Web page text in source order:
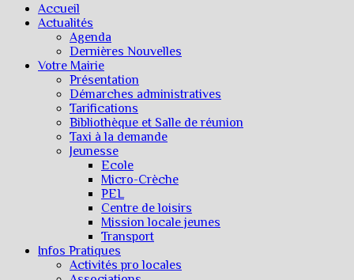
Accueil
Actualités
Agenda
Dernières Nouvelles
Votre Mairie
Présentation
Démarches administratives
Tarifications
Bibliothèque et Salle de réunion
Taxi à la demande
Jeunesse
Ecole
Micro-Crèche
PEL
Centre de loisirs
Mission locale jeunes
Transport
Infos Pratiques
Activités pro locales